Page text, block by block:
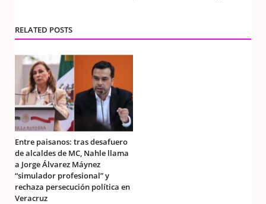
RELATED POSTS
Entre paisanos: tras desafuero
de alcaldes de MC, Nahle llama
a Jorge Álvarez Máynez
“simulador profesional” y
rechaza persecución política en
Veracruz